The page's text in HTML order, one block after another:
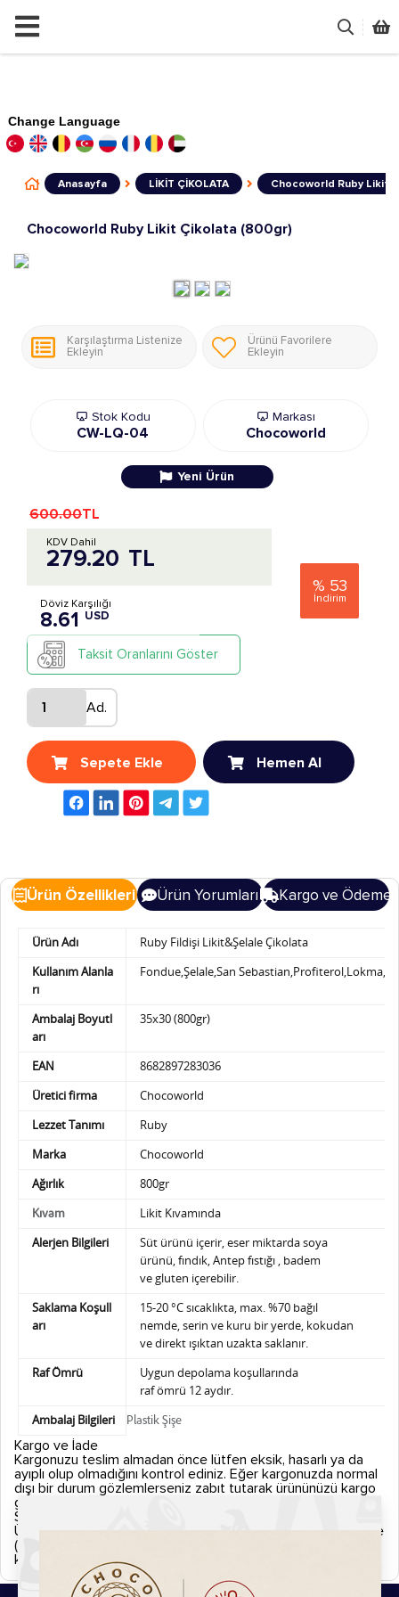
Change Language
Anasayfa LİKİT ÇİKOLATA Chocoworld Ruby Likit
Chocoworld Ruby Likit Çikolata (800gr)
Karşılaştırma Listenize
Ekleyin
Ürünü Favorilere
Ekleyin
Stok Kodu
CW-LQ-04
Markası
Chocoworld
Yeni Ürün
% 53
İndirim
600.00TL
279.20 TL
KDV Dahil
Döviz Karşılığı
8.61 USD
Taksit Oranlarını Göster
Ad.
Sepete Ekle Hemen Al
Ürün Özellikleri Ürün Yorumları Kargo ve Ödeme
Ürün Adı
Ruby Fildişi Likit&Şelale Çikolata
Kullanım Alanla
rı
Fondue,Şelale,San
Ambalaj Boyutl
arı
35x30 (800gr)
EAN
8682897283036
Üretici firma
Chocoworld
Lezzet Tanımı
Ruby
Marka
Chocoworld
Ağırlık
800gr
Kıvam
Likit Kıvamında
Alerjen Bilgileri
Süt ürünü içerir, eser miktarda soya
ürünü, fındık, Antep fıstığı , badem
ve gluten içerebilir.
Saklama Koşull
arı
15-20 °C sıcaklıkta, max. %70 bağıl
nemde, serin ve kuru bir yerde, kokudan
ve direkt ışıktan uzakta saklanır.
Raf Ömrü
Uygun depolama koşullarında
raf ömrü 12 aydır.
Ambalaj Bilgileri
Plastik Şişe
Kargo ve İade
Kargonuzu teslim almadan önce lütfen eksik, hasarlı ya da
ayıplı olup olmadığını kontrol ediniz. Eğer kargonuzda normal
dışı bir durum gözlemlerseniz zabıt tutarak ürününüzü kargo
görevlisine iade ediniz.
Sipariş Kargoya Verilişi
Ürünler siparişi verdiğiniz tarihten itibaren aksi belirtilmedikçe
(Hızlı kargo vb. uyarı simgeleri.) 2 iş günü içerisinde
kargolanmaktadır.